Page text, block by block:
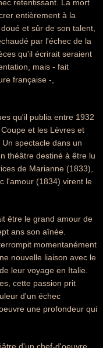
retentissant. La mort
entièrement à la
et sûr de son talent,
par l'échec de la
qu'il écrirait seraient
mais - fait
française -,
qu'il publia entre 1932
et les Lèvres et
spectacle dans un
théâtre destiné à être lu
de Marianne (1833),
l'amour (1834) virent le
être le grand amour de
ans son aînée.
momentanément
nouvelle liaison avec le
leur voyage en Italie.
cette passion prit
d'un échec
une profondeur qui